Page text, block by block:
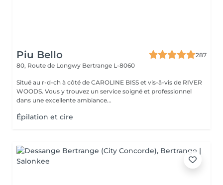
Piu Bello
287
80, Route de Longwy Bertrange L-8060
Situé au r-d-ch à côté de CAROLINE BISS et vis-â-vis de RIVER
WOODS. Vous y trouvez un service soigné et professionnel
dans une excellente ambiance...
Épilation et cire